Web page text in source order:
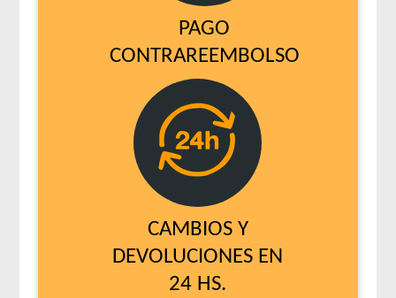
PAGO
CONTRAREEMBOLSO
CAMBIOS Y
DEVOLUCIONES EN
24 HS.